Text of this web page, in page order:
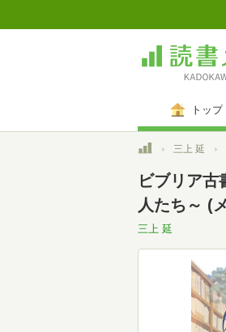
トップ
トップ三上 延
ビブリア
人たち～ (
三上 延